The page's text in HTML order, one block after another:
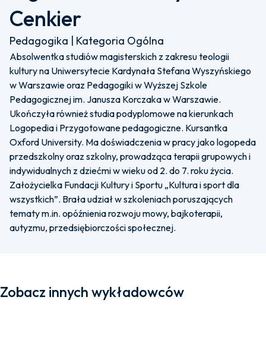
Cenkier
Pedagogika | Kategoria Ogólna
Absolwentka studiów magisterskich z zakresu teologii
kultury na Uniwersytecie Kardynała Stefana Wyszyńskiego
w Warszawie oraz Pedagogiki w Wyższej Szkole
Pedagogicznej im. Janusza Korczaka w Warszawie.
Ukończyła również studia podyplomowe na kierunkach
Logopedia i Przygotowane pedagogiczne. Kursantka
Oxford University. Ma doświadczenia w pracy jako logopeda
przedszkolny oraz szkolny, prowadząca terapii grupowych i
indywidualnych z dziećmi w wieku od 2. do 7. roku życia.
Założycielka Fundacji Kultury i Sportu „Kultura i sport dla
wszystkich”. Brała udział w szkoleniach poruszających
tematy m.in. opóźnienia rozwoju mowy, bajkoterapii,
autyzmu, przedsiębiorczości społecznej.
Zobacz innych wykładowców